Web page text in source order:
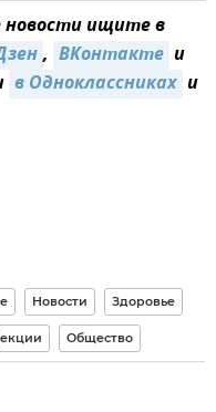
ищите в
, ВКонтакте и
в Одноклассниках и
Новости Здоровье
Общество